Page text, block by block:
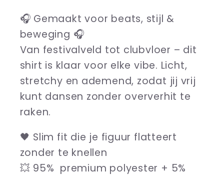
🎧 Gemaakt voor beats, stijl &
beweging 🎧
Van festivalveld tot clubvloer – dit
shirt is klaar voor elke vibe. Licht,
stretchy en ademend, zodat jij vrij
kunt dansen zonder oververhit te
raken.
🖤 Slim fit die je figuur flatteert
zonder te knellen
💥 95% premium polyester + 5%